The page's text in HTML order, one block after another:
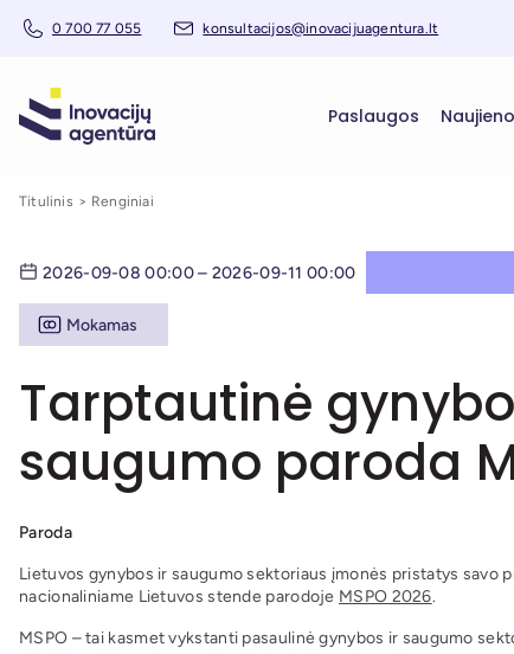
0 700 77 055 konsultacijos@inovacijuagentura.lt
Paslaugos
Titulinis Renginiai
2026-09-08 00:00 – 2026-09-11 00:00
Mokamas
Tarptautinė
saugumo paroda
Paroda
Lietuvos gynybos ir saugumo sektoriaus įmonės pristatys savo
nacionaliniame Lietuvos stende parodoje MSPO 2026.
MSPO – tai kasmet vykstanti pasaulinė gynybos ir saugumo